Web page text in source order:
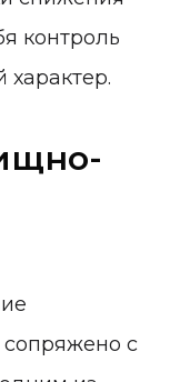
контроль
характер.
с